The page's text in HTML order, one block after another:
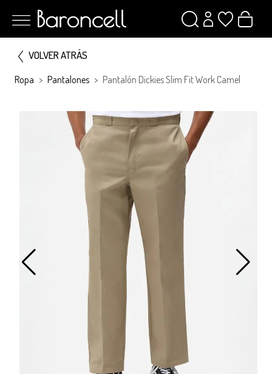
VOLVER ATRÁS
Ropa Pantalones Pantalón Dickies Slim Fit Work Camel